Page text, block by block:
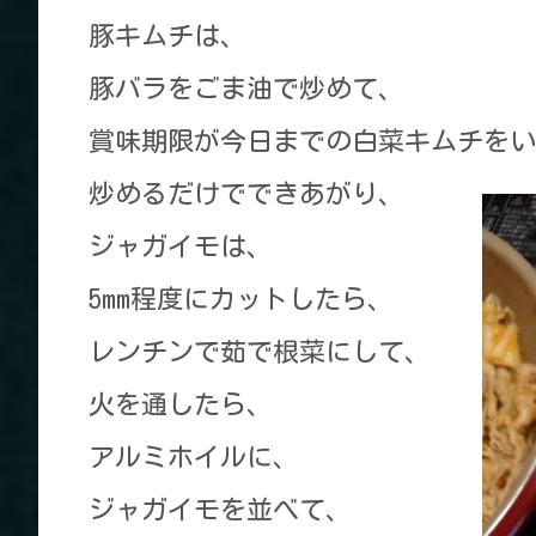
豚キムチは、
豚バラをごま油で炒めて、
賞味期限が今日までの白菜キムチを
炒めるだけでできあがり、
ジャガイモは、
5mm程度にカットしたら、
レンチンで茹で根菜にして、
火を通したら、
アルミホイルに、
ジャガイモを並べて、